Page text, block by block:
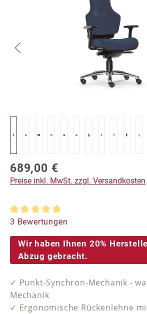
Regulärer Preis:
689,00 €
Preise inkl. MwSt. zzgl. Versandkosten
Durchschnittliche Bewertung von 5
3 Bewertungen
Wir haben Ihnen 20%
Abzug gebracht.
✓ Punkt-Synchron-Mechanik -
Mechanik
✓ Ergonomische Rückenlehne